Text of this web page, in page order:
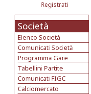
Registrati
Società
Elenco Società
Comunicati Società
Programma Gare
Tabellini Partite
Comunicati FIGC
Calciomercato